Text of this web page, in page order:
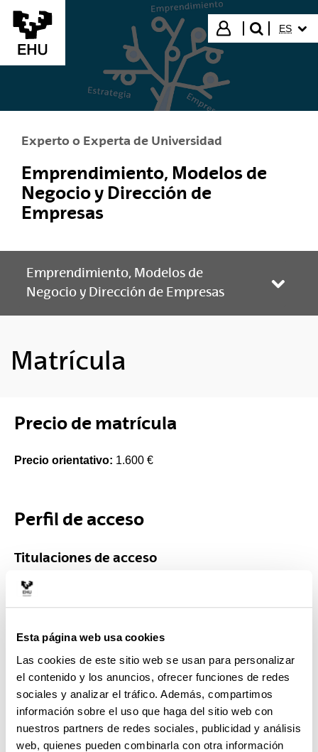
Esta página web usa cookies
Las cookies de este sitio web se usan para personalizar
el contenido y los anuncios, ofrecer funciones de redes
sociales y analizar el tráfico. Además, compartimos
información sobre el uso que haga del sitio web con
nuestros partners de redes sociales, publicidad y análisis
web, quienes pueden combinarla con otra información
Saltar al contenido principal
Iniciar sesión
buscar"
ES
Experto o Experta de Universidad
Emprendimiento, Modelos de
Negocio y Dirección de
Empresas
Emprendimiento, Modelos de
Negocio y Dirección de Empresas
Matrícula
Precio de matrícula
Precio orientativo: 1.600 €
Perfil de acceso
Titulaciones de acceso
MBAe3 escoge solo a 25 personas, a las que no se
exige formación empresarial previa y entre las cuales
heterogéneos. Se valorará que el candidato
candidata cuente con un proyecto/idea empresarial
propia a desarrollar, teniendo prioridad de acceso el
alumnado que cuente con una formación universitaria
en áreas de conocimiento no afines o no relacionadas
con la economía y empresa.